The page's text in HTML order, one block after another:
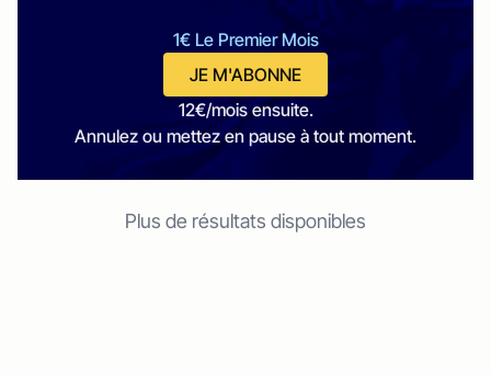
1€ Le Premier Mois
JE M'ABONNE
12€/mois ensuite.
Annulez ou mettez en pause à tout moment.
Plus de résultats disponibles